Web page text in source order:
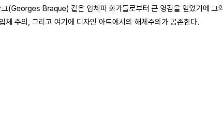
(Georges Braque) 같은 입체파 화가들로부터 큰 영감을 얻었기에 그의
체 주의, 그리고 여기에 디자인 아트에서의 해체주의가 공존한다.